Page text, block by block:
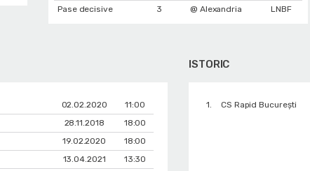
Pase decisive
3 @ Alexandria LNBF
02.02.2020
11:00
28.11.2018
18:00
19.02.2020
18:00
13.04.2021
13:30
ISTORIC
1. CS Rapid București